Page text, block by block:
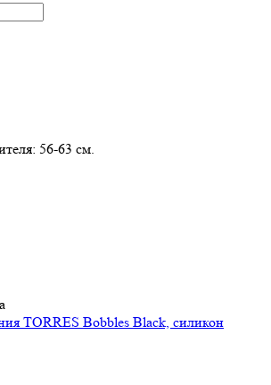
56-63 см.
TORRES Bobbles Black, силикон